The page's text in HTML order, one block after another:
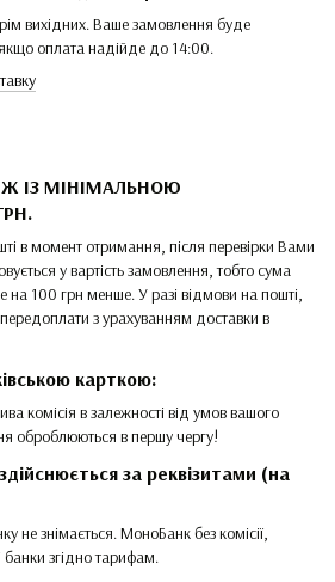
вихідних. Ваше замовлення буде
оплата надійде до 14:00.
ІЗ МІНІМАЛЬНОЮ
в момент отримання, після перевірки Вами
у вартість замовлення, тобто сума
100 грн менше. У разі відмови на пошті,
з урахуванням доставки в
карткою:
комісія в залежності від умов вашого
оброблюються в першу чергу!
за реквізитами (на
не знімається. МоноБанк без комісії,
банки згідно тарифам.